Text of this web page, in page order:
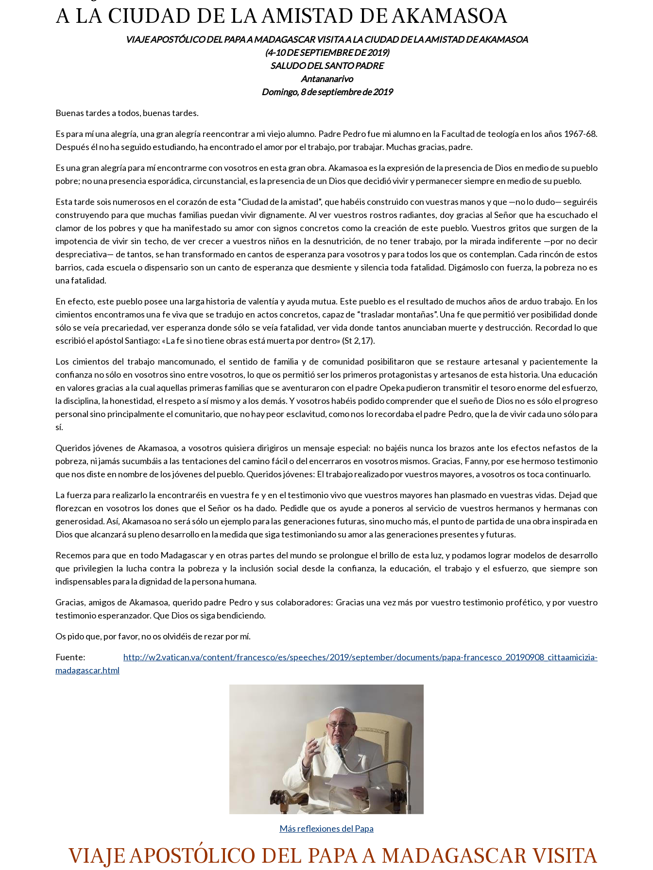
A LA CIUDAD DE LA AMISTAD DE AKAMASOA
VIAJE APOSTÓLICO DEL PAPA A MADAGASCAR VISITA A LA CIUDAD DE LA AMISTAD DE AKAMASOA
(4-10 DE SEPTIEMBRE DE 2019)
SALUDO DEL SANTO PADRE
Antananarivo
Domingo, 8 de septiembre de 2019
Buenas tardes a todos, buenas tardes.
Es para mí una alegría, una gran alegría reencontrar a mi viejo alumno. Padre Pedro fue mi alumno en la Facultad de teología en los años 1967-68.
Después él no ha seguido estudiando, ha encontrado el amor por el trabajo, por trabajar. Muchas gracias, padre.
Es una gran alegría para mí encontrarme con vosotros en esta gran obra. Akamasoa es la expresión de la presencia de Dios en medio de su pueblo
pobre; no una presencia esporádica, circunstancial, es la presencia de un Dios que decidió vivir y permanecer siempre en medio de su pueblo.
Esta tarde sois numerosos en el corazón de esta “Ciudad de la amistad”, que habéis construido con vuestras manos y que —no lo dudo— seguiréis
construyendo para que muchas familias puedan vivir dignamente. Al ver vuestros rostros radiantes, doy gracias al Señor que ha escuchado el
clamor de los pobres y que ha manifestado su amor con signos concretos como la creación de este pueblo. Vuestros gritos que surgen de la
impotencia de vivir sin techo, de ver crecer a vuestros niños en la desnutrición, de no tener trabajo, por la mirada indiferente —por no decir
despreciativa— de tantos, se han transformado en cantos de esperanza para vosotros y para todos los que os contemplan. Cada rincón de estos
barrios, cada escuela o dispensario son un canto de esperanza que desmiente y silencia toda fatalidad. Digámoslo con fuerza, la pobreza no es
una fatalidad.
En efecto, este pueblo posee una larga historia de valentía y ayuda mutua. Este pueblo es el resultado de muchos años de arduo trabajo. En los
cimientos encontramos una fe viva que se tradujo en actos concretos, capaz de “trasladar montañas”. Una fe que permitió ver posibilidad donde
sólo se veía precariedad, ver esperanza donde sólo se veía fatalidad, ver vida donde tantos anunciaban muerte y destrucción. Recordad lo que
escribió el apóstol Santiago: «La fe si no tiene obras está muerta por dentro» (St 2,17).
Los cimientos del trabajo mancomunado, el sentido de familia y de comunidad posibilitaron que se restaure artesanal y pacientemente la
confianza no sólo en vosotros sino entre vosotros, lo que os permitió ser los primeros protagonistas y artesanos de esta historia. Una educación
en valores gracias a la cual aquellas primeras familias que se aventuraron con el padre Opeka pudieron transmitir el tesoro enorme del esfuerzo,
la disciplina, la honestidad, el respeto a sí mismo y a los demás. Y vosotros habéis podido comprender que el sueño de Dios no es sólo el progreso
personal sino principalmente el comunitario, que no hay peor esclavitud, como nos lo recordaba el padre Pedro, que la de vivir cada uno sólo para
sí.
Queridos jóvenes de Akamasoa, a vosotros quisiera dirigiros un mensaje especial: no bajéis nunca los brazos ante los efectos nefastos de la
pobreza, ni jamás sucumbáis a las tentaciones del camino fácil o del encerraros en vosotros mismos. Gracias, Fanny, por ese hermoso testimonio
que nos diste en nombre de los jóvenes del pueblo. Queridos jóvenes: El trabajo realizado por vuestros mayores, a vosotros os toca continuarlo.
La fuerza para realizarlo la encontraréis en vuestra fe y en el testimonio vivo que vuestros mayores han plasmado en vuestras vidas. Dejad que
florezcan en vosotros los dones que el Señor os ha dado. Pedidle que os ayude a poneros al servicio de vuestros hermanos y hermanas con
generosidad. Así, Akamasoa no será sólo un ejemplo para las generaciones futuras, sino mucho más, el punto de partida de una obra inspirada en
Dios que alcanzará su pleno desarrollo en la medida que siga testimoniando su amor a las generaciones presentes y futuras.
Recemos para que en todo Madagascar y en otras partes del mundo se prolongue el brillo de esta luz, y podamos lograr modelos de desarrollo
que privilegien la lucha contra la pobreza y la inclusión social desde la confianza, la educación, el trabajo y el esfuerzo, que siempre son
indispensables para la dignidad de la persona humana.
Gracias, amigos de Akamasoa, querido padre Pedro y sus colaboradores: Gracias una vez más por vuestro testimonio profético, y por vuestro
testimonio esperanzador. Que Dios os siga bendiciendo.
Os pido que, por favor, no os olvidéis de rezar por mí.
Fuente: http://w2.vatican.va/content/francesco/es/speeches/2019/september/documents/papa-francesco_20190908_cittaamicizia-
madagascar.html
Más reflexiones del Papa
VIAJE APOSTÓLICO DEL PAPA A MADAGASCAR VISITA